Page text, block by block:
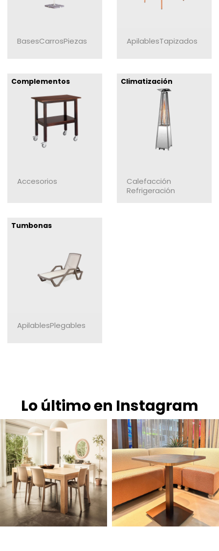
BasesCarrosPiezas ApilablesTapizados
Complementos
Accesorios
Climatización
Calefacción
Refrigeración
Tumbonas
ApilablesPlegables
Lo último en Instagram